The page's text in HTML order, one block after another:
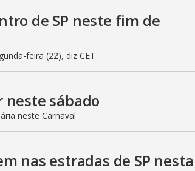
de SP neste fim de
feira (22), diz CET
sábado
neste Carnaval
nas estradas de SP nesta